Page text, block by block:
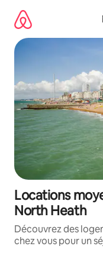
directement
contenu
Locations
North Heath
Découvrez des
chez vous pour un